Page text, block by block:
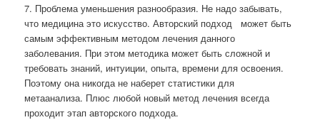
7. Проблема уменьшения разнообразия. Не надо забывать,
что медицина это искусство. Авторский подход
может быть
самым эффективным методом лечения данного
заболевания. При этом методика может быть сложной и
требовать знаний, интуиции, опыта, времени для освоения.
Поэтому она никогда не наберет статистики для
метаанализа. Плюс любой новый метод лечения всегда
проходит этап авторского подхода.